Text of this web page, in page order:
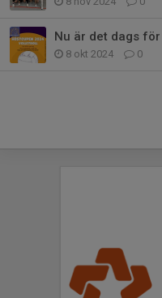
Nu är det dags
8 okt 2024 0